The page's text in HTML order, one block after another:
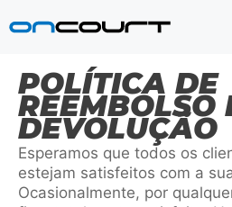
para
conteúdo
POLÍTICA DE
REEMBOLSO
DEVOLUÇÃO
Esperamos que todos os
estejam satisfeitos com a
Ocasionalmente, por